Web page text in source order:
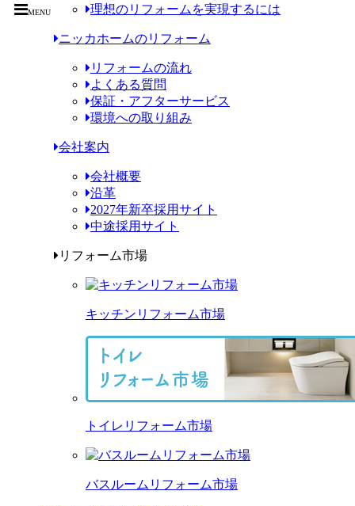
MENU
理想のリフォームを実現するには
ニッカホームのリフォーム
リフォームの流れ
よくある質問
保証・アフターサービス
環境への取り組み
会社案内
会社概要
沿革
2027年新卒採用サイト
中途採用サイト
リフォーム市場
キッチンリフォーム市場
トイレリフォーム市場
バスルームリフォーム市場